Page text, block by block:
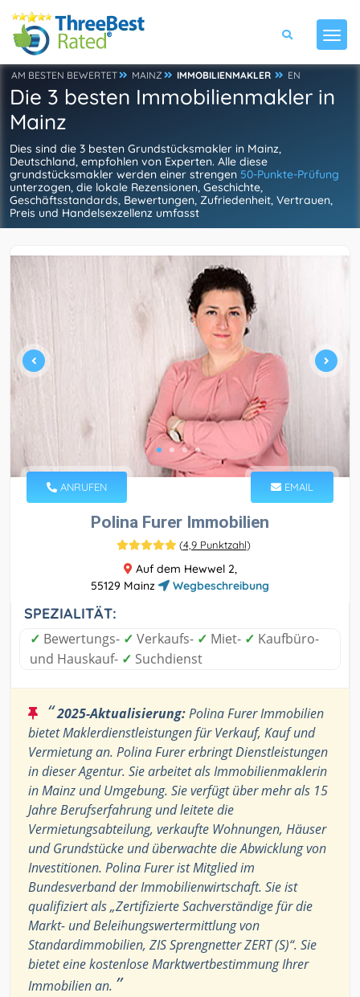
AM BESTEN BEWERTET MAINZ IMMOBILIENMAKLER EN
Die 3 besten Immobilienmakler in
Mainz
Dies sind die 3 besten Grundstücksmakler in Mainz,
Deutschland, empfohlen von Experten. Alle diese
grundstücksmakler werden einer strengen 50-Punkte-Prüfung
unterzogen, die lokale Rezensionen, Geschichte,
Geschäftsstandards, Bewertungen, Zufriedenheit, Vertrauen,
Preis und Handelsexzellenz umfasst
ANRUFEN EMAIL
Polina Furer Immobilien
(4,9 Punktzahl)
Auf dem Hewwel 2,
55129 Mainz
Wegbeschreibung
SPEZIALITÄT:
✓ Bewertungs- ✓ Verkaufs- ✓ Miet- ✓ Kaufbüro-
und Hauskauf- ✓ Suchdienst
“2025-Aktualisierung:Polina Furer Immobilien
bietet Maklerdienstleistungen für Verkauf, Kauf und
Vermietung an. Polina Furer erbringt Dienstleistungen
in dieser Agentur. Sie arbeitet als Immobilienmaklerin
in Mainz und Umgebung. Sie verfügt über mehr als 15
Jahre Berufserfahrung und leitete die
Vermietungsabteilung, verkaufte Wohnungen, Häuser
und Grundstücke und überwachte die Abwicklung von
Investitionen. Polina Furer ist Mitglied im
Bundesverband der Immobilienwirtschaft. Sie ist
qualifiziert als „Zertifizierte Sachverständige für die
Markt- und Beleihungswertermittlung von
Standardimmobilien, ZIS Sprengnetter ZERT (S)“. Sie
bietet eine kostenlose Marktwertbestimmung Ihrer
Immobilien an. ”